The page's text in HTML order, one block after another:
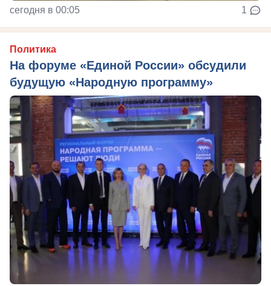
сегодня в 00:05 1
Политика
На форуме «Единой России» обсудили
будущую «Народную программу»